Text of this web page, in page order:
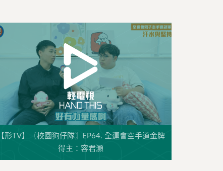
【形TV】〖校園狗仔隊〗EP64. 全運會空手道金牌
得主：容君灝